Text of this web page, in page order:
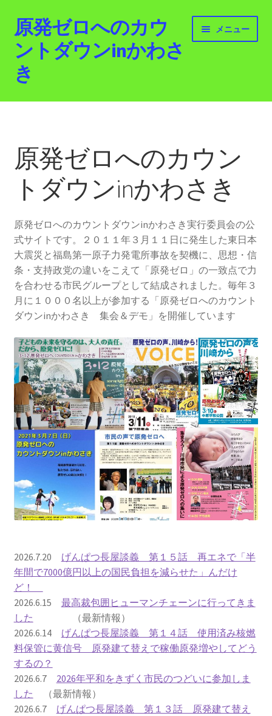
ナ
ビ
ゲ
ー
シ
キ
コ
ン
テ
ン
ツ
プ
原発ゼロへのカウ
ントダウンinかわさ
き
メニュー
ホーム
活動紹介
2012.3.11 「原発ゼロへのカウントダウンinかわさ
原発ゼロ金曜日行動 inかわさき
2013.3.10 第２回原発ゼロへのカウントダウンinかわ
さき 集会
2014.3.16 第３回原発ゼロへのカウントダウンinかわ
さき 集会
2014.10.13 「今こそ９条inかわさき」大集会 第二分
科会【原発は人権問題だ】 福島からの発言
2022.3.13 第11回原発ゼロへのカウントダウンinかわ
さき 集会
2015.3.8 第4回原発ゼロへのカウントダウンinかわさ
き 集会
2016.1.31 日本と原発上映会＆講演会
き 集会
2017.3.12 第6回原発ゼロへのカウントダウンinかわさ
き 集会
2018.3.11 第７回原発ゼロへのカウントダウンinかわ
さき集会
2019.3.10 第8回 原発ゼロへのカウントダウンinかわ
さき 集会
原発ゼロへのカウン
トダウンinかわさき
原発ゼロへのカウントダウンinかわさき実行委員会の公
式サイトです。２０１１年３月１１日に発生した東日本
大震災と福島第一原子力発電所事故を契機に、思想・信
条・支持政党の違いをこえて「原発ゼロ」の一致点で力
を合わせる市民グループとして結成されました。毎年３
月に１０００名以上が参加する「原発ゼロへのカウント
ダウンinかわさき 集会＆デモ」を開催しています
2026.7.20 げんぱつ長屋談義 第１５話 再エネで「半
年間で7000億円以上の国民負担を減らせた」んだけ
ど！
2026.6.15 最高裁包囲ヒューマンチェーンに行ってきま
した （最新情報）
2026.6.14 げんぱつ長屋談義 第１４話 使用済み核燃
料保管に黄信号 原発建て替えで稼働原発増やしてどう
するの？
2026.6.7 2026年平和をきずく市民のつどいに参加しま
した （最新情報）
2026.6.7 げんぱつ長屋談義 第１３話 原発建て替え